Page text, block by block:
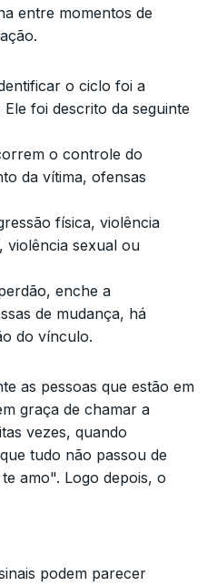
entre momentos de
o ciclo foi a
foi descrito da seguinte
o controle do
da vítima, ofensas
física, violência
violência sexual ou
enche a
de mudança, há
do vínculo.
as pessoas que estão em
graça de chamar a
vezes, quando
tudo não passou de
amo". Logo depois, o
podem parecer